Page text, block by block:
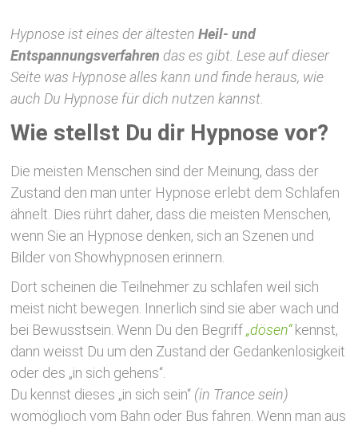
Hypnose ist eines der ältestenHeil- und
Entspannungsverfahren das es gibt. Lese auf dieser
Seite was Hypnose alles kann und finde heraus, wie
auch Du Hypnose für dich nutzen kannst.
Wie stellst Du dir Hypnose vor?
Die meisten Menschen sind der Meinung, dass der
Zustand den man unter Hypnose erlebt dem Schlafen
ähnelt. Dies rührt daher, dass die meisten Menschen,
wenn Sie an Hypnose denken, sich an Szenen und
Bilder von Showhypnosen erinnern.
Dort scheinen die Teilnehmer zu schlafen weil sich
meist nicht bewegen. Innerlich sind sie aber wach und
bei Bewusstsein. Wenn Du den Begriff„dösen“kennst,
dann weisst Du um den Zustand der Gedankenlosigkeit
oder des „in sich gehens“.
Du kennst dieses „in sich sein“ (in Trance sein)
womöglioch vom Bahn oder Bus fahren. Wenn man aus